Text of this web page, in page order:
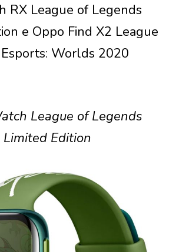
RX League of Legends
e Oppo Find X2 League
Worlds 2020
League of Legends
Limited Edition